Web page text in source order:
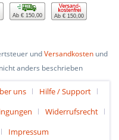
Ab € 150,00 Ab € 150,00
undVersandkostenund
anders beschrieben
uns
Hilfe / Support
Widerrufsrecht
Impressum